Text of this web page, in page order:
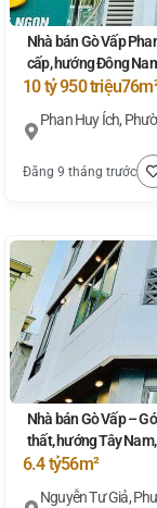
Nhà bán Gò Vấp
cấp, hướng Đông
10 tỷ 950 triệu
Phan Huy Ích,
Đăng 9 tháng trước
Nhà bán Gò Vấp –
thất, hướng Tây
6.4 tỷ56m²
Nguyễn Tư Giả,